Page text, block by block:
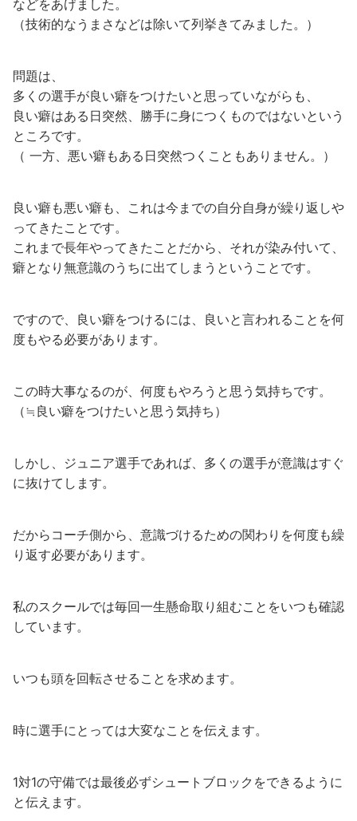
などをあげました。
（技術的なうまさなどは除いて列挙きてみました。）
問題は、
多くの選手が良い癖をつけたいと思っていながらも、
良い癖はある日突然、勝手に身につくものではないという
ところです。
（ 一方、悪い癖もある日突然つくこともありません。）
良い癖も悪い癖も、これは今までの自分自身が繰り返しや
ってきたことです。
これまで長年やってきたことだから、それが染み付いて、
癖となり無意識のうちに出てしまうということです。
ですので、良い癖をつけるには、良いと言われることを何
度もやる必要があります。
この時大事なるのが、何度もやろうと思う気持ちです。
（≒良い癖をつけたいと思う気持ち）
しかし、ジュニア選手であれば、多くの選手が意識はすぐ
に抜けてします。
だからコーチ側から、意識づけるための関わりを何度も繰
り返す必要があります。
私のスクールでは毎回一生懸命取り組むことをいつも確認
しています。
いつも頭を回転させることを求めます。
時に選手にとっては大変なことを伝えます。
1対1の守備では最後必ずシュートブロックをできるように
と伝えます。